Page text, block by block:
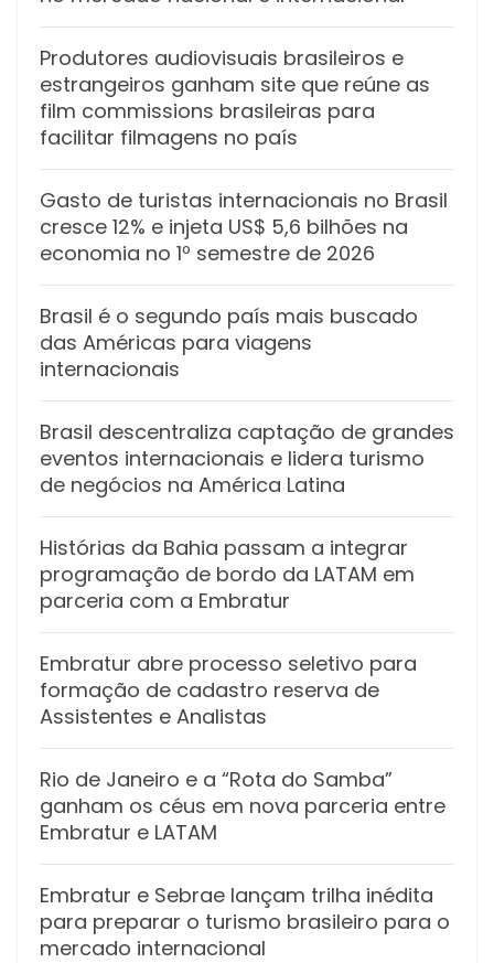
Produtores audiovisuais brasileiros e
estrangeiros ganham site que reúne as
film commissions brasileiras para
facilitar filmagens no país
Gasto de turistas internacionais no Brasil
cresce 12% e injeta US$ 5,6 bilhões na
economia no 1º semestre de 2026
Brasil é o segundo país mais buscado
das Américas para viagens
internacionais
Brasil descentraliza captação de grandes
eventos internacionais e lidera turismo
de negócios na América Latina
Histórias da Bahia passam a integrar
programação de bordo da LATAM em
parceria com a Embratur
Embratur abre processo seletivo para
formação de cadastro reserva de
Assistentes e Analistas
Rio de Janeiro e a “Rota do Samba”
ganham os céus em nova parceria entre
Embratur e LATAM
Embratur e Sebrae lançam trilha inédita
para preparar o turismo brasileiro para o
mercado internacional